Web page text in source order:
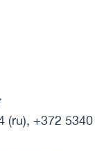
+372 5340